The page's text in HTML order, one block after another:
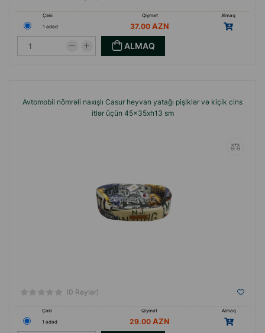
Çəki Qiymət
Almaq
1 ədəd
37.00
ALMAQ
Avtomobil nömrəli naxışlı Casur heyvan yatağı pişiklər və kiçik cins
itlər üçün 45x35xh13 sm
(0 Rəylər)
Çəki Qiymət
Almaq
1 ədəd
29.00